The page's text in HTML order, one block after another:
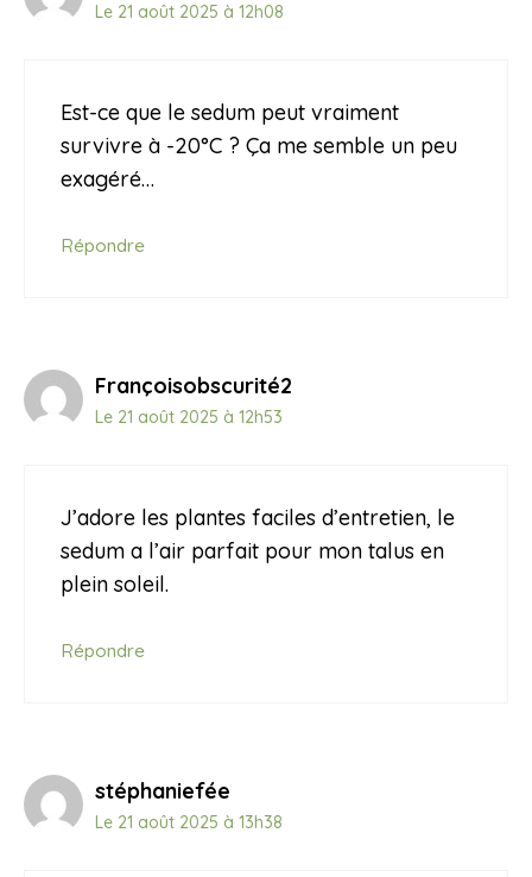
Le 21 août 2025 à 12h08
Est-ce que le sedum peut vraiment
survivre à -20°C ? Ça me semble un peu
exagéré…
Répondre
Françoisobscurité2
Le 21 août 2025 à 12h53
J’adore les plantes faciles d’entretien, le
sedum a l’air parfait pour mon talus en
plein soleil.
Répondre
stéphaniefée
Le 21 août 2025 à 13h38